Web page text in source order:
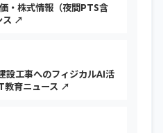
・株式情報（夜間PTS含
ス ↗
設工事へのフィジカルAI活
教育ニュース ↗